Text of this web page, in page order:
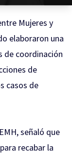
Mujeres y
elaboraron una
de coordinación
de
casos de
señaló que
recabar la